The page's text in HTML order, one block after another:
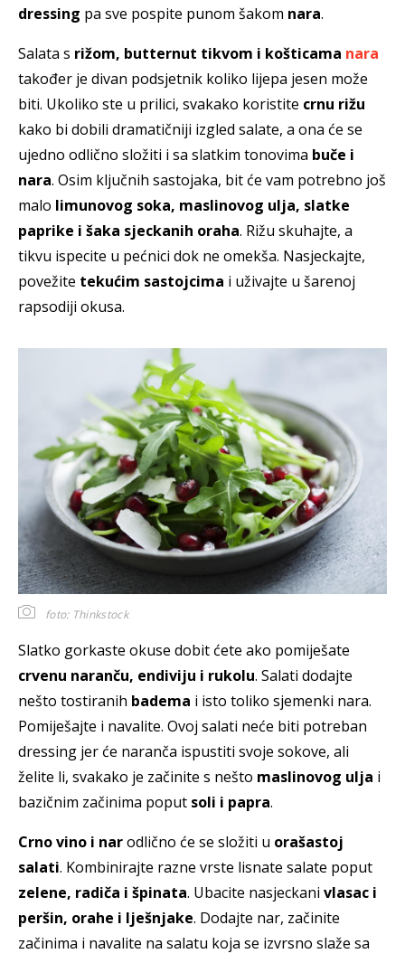
dressing pa sve pospite punom šakom nara.
Salata s rižom, butternut tikvom i košticama nara
također je divan podsjetnik koliko lijepa jesen može
biti. Ukoliko ste u prilici, svakako koristite crnu rižu
kako bi dobili dramatičniji izgled salate, a ona će se
ujedno odlično složiti i sa slatkim tonovima buče i
nara. Osim ključnih sastojaka, bit će vam potrebno još
malo limunovog soka, maslinovog ulja, slatke
paprike i šaka sjeckanih oraha. Rižu skuhajte, a
tikvu ispecite u pećnici dok ne omekša. Nasjeckajte,
povežite tekućim sastojcima i uživajte u šarenoj
rapsodiji okusa.
foto: Thinkstock
Slatko gorkaste okuse dobit ćete ako pomiješate
crvenu naranču, endiviju i rukolu. Salati dodajte
nešto tostiranih badema i isto toliko sjemenki nara.
Pomiješajte i navalite. Ovoj salati neće biti potreban
dressing jer će naranča ispustiti svoje sokove, ali
želite li, svakako je začinite s nešto maslinovog ulja i
bazičnim začinima poput soli i papra.
Crno vino i narodlično će se složiti u orašastoj
salati. Kombinirajte razne vrste lisnate salate poput
zelene, radiča i špinata. Ubacite nasjeckani vlasac i
peršin, orahe i lješnjake. Dodajte nar, začinite
začinima i navalite na salatu koja se izvrsno slaže sa